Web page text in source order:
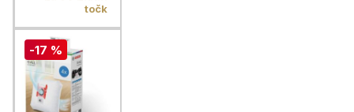
točk
-17 %